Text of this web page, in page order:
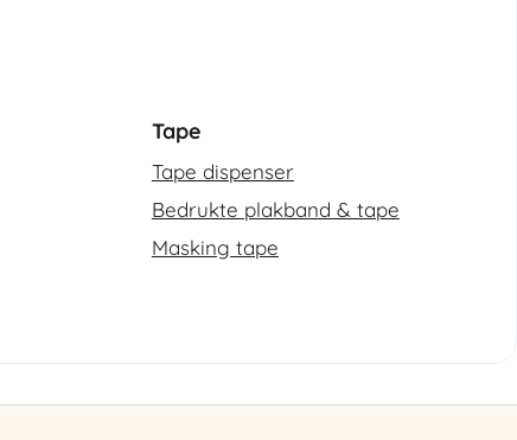
Tape
Tape dispenser
Bedrukte plakband & tape
Masking tape